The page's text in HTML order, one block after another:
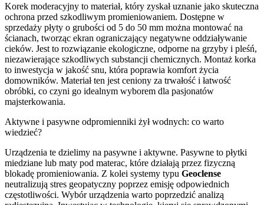
Korek moderacyjny to materiał, który zyskał uznanie jako skuteczna
ochrona przed szkodliwym promieniowaniem. Dostępne w
sprzedaży płyty o grubości od 5 do 50 mm można montować na
ścianach, tworząc ekran ograniczający negatywne oddziaływanie
cieków. Jest to rozwiązanie ekologiczne, odporne na grzyby i pleśń,
niezawierające szkodliwych substancji chemicznych. Montaż korka
to inwestycja w jakość snu, która poprawia komfort życia
domowników. Materiał ten jest ceniony za trwałość i łatwość
obróbki, co czyni go idealnym wyborem dla pasjonatów
majsterkowania.
Aktywne i pasywne odpromienniki żył wodnych: co warto
wiedzieć?
Urządzenia te dzielimy na pasywne i aktywne. Pasywne to płytki
miedziane lub maty pod materac, które działają przez fizyczną
blokadę promieniowania. Z kolei systemy typu Geoclense
neutralizują stres geopatyczny poprzez emisję odpowiednich
częstotliwości. Wybór urządzenia warto poprzedzić analizą